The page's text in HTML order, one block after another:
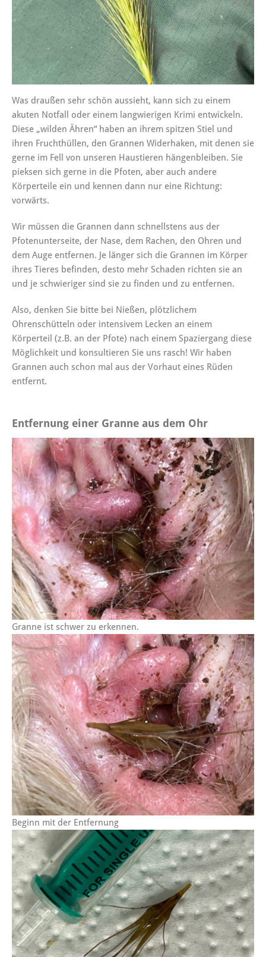
Was draußen sehr schön aussieht, kann sich zu einem
akuten Notfall oder einem langwierigen Krimi entwickeln.
Diese „wilden Ähren“ haben an ihrem spitzen Stiel und
ihren Fruchthüllen, den Grannen Widerhaken, mit denen sie
gerne im Fell von unseren Haustieren hängenbleiben. Sie
pieksen sich gerne in die Pfoten, aber auch andere
Körperteile ein und kennen dann nur eine Richtung:
vorwärts.
Wir müssen die Grannen dann schnellstens aus der
Pfotenunterseite, der Nase, dem Rachen, den Ohren und
dem Auge entfernen. Je länger sich die Grannen im Körper
ihres Tieres befinden, desto mehr Schaden richten sie an
und je schwieriger sind sie zu finden und zu entfernen.
Also, denken Sie bitte bei Nießen, plötzlichem
Ohrenschütteln oder intensivem Lecken an einem
Körperteil (z.B. an der Pfote) nach einem Spaziergang diese
Möglichkeit und konsultieren Sie uns rasch! Wir haben
Grannen auch schon mal aus der Vorhaut eines Rüden
entfernt.
Entfernung einer Granne aus dem Ohr
Granne ist schwer zu erkennen.
Beginn mit der Entfernung